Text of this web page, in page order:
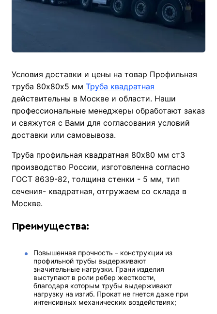
Условия доставки и цены на товар Профильная
труба 80х80х5 ммТруба квадратная
действительны в Москве и области. Наши
профессиональные менеджеры обработают заказ
и свяжутся с Вами для согласования условий
доставки или самовывоза.
Труба профильная квадратная 80х80 мм ст3
производство России, изготовленна согласно
ГОСТ 8639-82, толщина стенки - 5 мм, тип
сечения- квадратная, отгружаем со склада в
Москве.
Преимущества:
Повышенная прочность – конструкции из
профильной трубы выдерживают
значительные нагрузки. Грани изделия
выступают в роли ребер жесткости,
благодаря которым трубы выдерживают
нагрузку на изгиб. Прокат не гнется даже при
интенсивных механических воздействиях;